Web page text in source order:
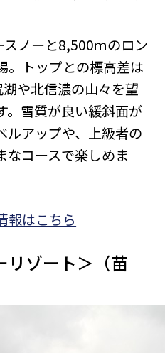
ノーと8,500ｍのロン
。トップとの標高差は
や北信濃の山々を望
。雪質が良い緩斜面が
ルアップや、上級者の
なコースで楽しめま
報はこちら
リゾート＞（苗